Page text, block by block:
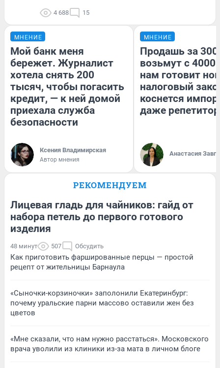
4 688 15
МНЕНИЕ
Мой банк меня
бережет. Журналист
хотела снять 200
тысяч, чтобы погасить
кредит, — к ней домой
приехала служба
безопасности
Ксения Владимирская
Автор мнения
МНЕНИЕ
Продашь за
возьмут с
нам готовит
налоговый
коснется
даже
Анастасия
РЕКОМЕНДУЕМ
Лицевая гладь для чайников: гайд от
набора петель до первого готового
изделия
48 минут 507 Обсудить
Как приготовить фаршированные перцы — простой
рецепт от жительницы Барнаула
«Сыночки-корзиночки» заполонили Екатеринбург:
почему уральские парни массово оставили жен без
цветов
«Мне сказали, что нам нужно расстаться». Московского
врача уволили из клиники из-за мата в личном блоге